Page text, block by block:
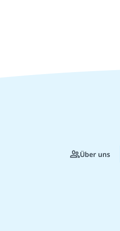
Über uns